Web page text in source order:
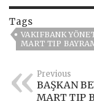
Tags
VAKIFBANK
MART TIP
Previous
BAŞKAN
MART TIP